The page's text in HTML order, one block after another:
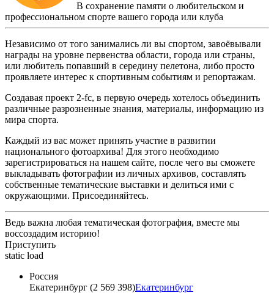
В сохранение памяти о любительском и
профессиональном спорте вашего города или клуба
Независимо от того занимались ли вы спортом, завоёвывали
награды на уровне первенства области, города или страны,
или любитель попавший в середину пелетона, либо просто
проявляете интерес к спортивным событиям и репортажам.
Создавая проект 2-fc, в первую очередь хотелось объединить
различные разрозненные знания, материалы, информацию из
мира спорта.
Каждый из вас может принять участие в развитии
национального фотоархива! Для этого необходимо
зарегистрироваться на нашем сайте, после чего вы сможете
выкладывать фотографии из личных архивов, составлять
собственные тематические выставки и делиться ими с
окружающими. Присоединяйтесь.
Ведь важна любая тематическая фотография, вместе мы
воссоздадим историю!
Приступить
static load
Россия
Екатеринбург (2 569 398)Екатеринбург